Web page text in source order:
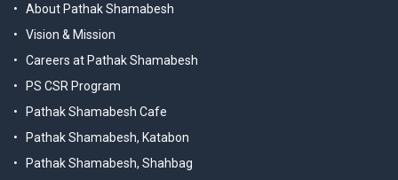
About Pathak Shamabesh
Vision & Mission
Careers at Pathak Shamabesh
PS CSR Program
Pathak Shamabesh Cafe
Pathak Shamabesh, Katabon
Pathak Shamabesh, Shahbag